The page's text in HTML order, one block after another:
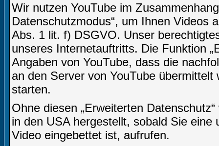
Wir nutzen YouTube im
Datenschutzmodus“, um Ihnen Videos
Abs. 1 lit. f) DSGVO. Unser
unseres Internetauftritts. Die Funktion
Angaben von YouTube, dass die
an den Server von YouTube
starten.
Ohne diesen „Erweiterten
in den USA hergestellt, sobald Sie
Video eingebettet ist, aufrufen.